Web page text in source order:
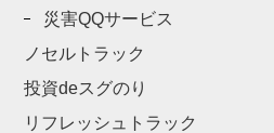
災害QQサービス
ノセルトラック
投資deスグのり
リフレッシュトラック